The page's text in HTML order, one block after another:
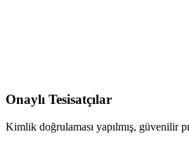
Onaylı Tesisatçılar
Kimlik doğrulaması yapılmış, güvenilir